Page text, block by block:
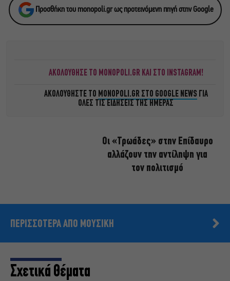
Προσθήκη του monopoli.gr ως προτεινόμενη πηγή στην Google
ΑΚΟΛΟΥΘΗΣΕ ΤΟ MONOPOLI.GR ΚΑΙ ΣΤΟ INSTAGRAM!
ΑΚΟΛΟΥΘΗΣΤΕ ΤΟ MONOPOLI.GR ΣΤΟ GOOGLE NEWS ΓΙΑ
ΟΛΕΣ ΤΙΣ ΕΙΔΗΣΕΙΣ ΤΗΣ ΗΜΕΡΑΣ
Οι «Τρωάδες» στην Επίδαυρο
αλλάζουν την αντίληψη για
τον πολιτισμό
ΠΕΡΙΣΣΟΤΕΡΑ ΑΠΟ ΜΟΥΣΙΚΗ
Σχετικά Θέματα